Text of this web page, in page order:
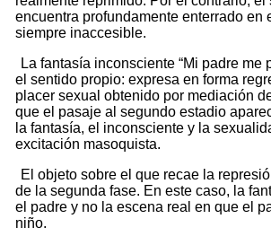
encuentra profundamente enterrado en
siempre inaccesible.
La fantasía inconsciente “Mi padre me
el sentido propio: expresa en forma
placer sexual obtenido por mediación
que el pasaje al segundo estadio
la fantasía, el inconsciente y la
excitación masoquista.
El objeto sobre el que recae la
de la segunda fase. En este caso, la
el padre y no la escena real en que el
niño.